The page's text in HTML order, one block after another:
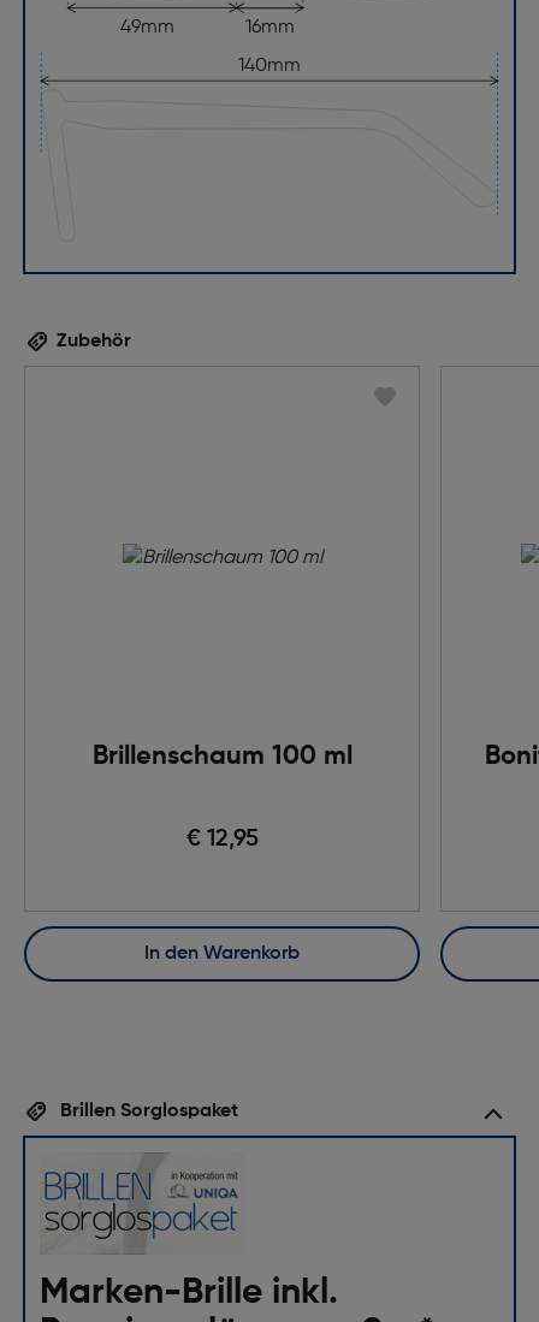
16mm
49mm
140mm
Zubehör
Brillenschaum 100 ml
€ 12,95
In den Warenkorb
Brillen Sorglospaket
Marken-Brille inkl.